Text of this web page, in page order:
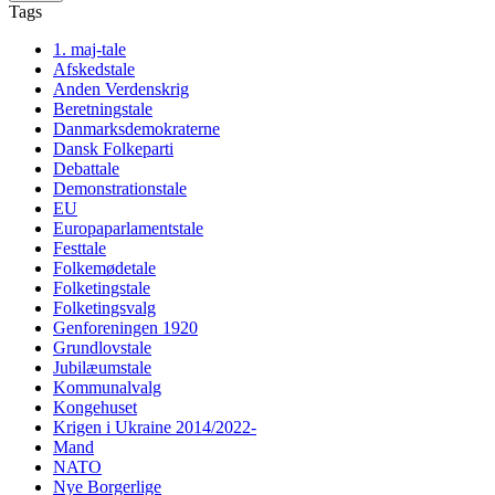
Tags
1. maj-tale
Afskedstale
Anden Verdenskrig
Beretningstale
Danmarksdemokraterne
Dansk Folkeparti
Debattale
Demonstrationstale
EU
Europaparlamentstale
Festtale
Folkemødetale
Folketingstale
Folketingsvalg
Genforeningen 1920
Grundlovstale
Jubilæumstale
Kommunalvalg
Kongehuset
Krigen i Ukraine 2014/2022-
Mand
NATO
Nye Borgerlige